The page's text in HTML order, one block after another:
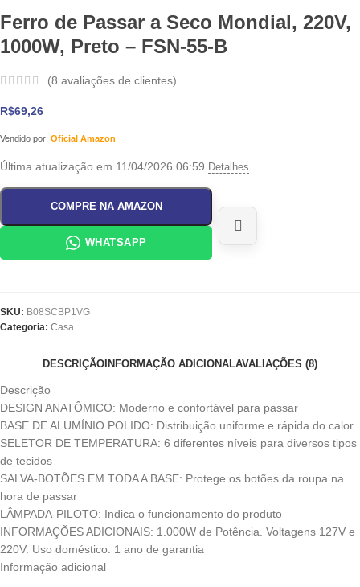
Ferro de Passar a Seco Mondial, 220V,
1000W, Preto – FSN-55-B
(8 avaliações de clientes)
R$69,26
Vendido por: Oficial Amazon
Última atualização em 11/04/2026 06:59 Detalhes
COMPRE NA AMAZON
WHATSAPP
SKU: B08SCBP1VG
Categoria: Casa
DESCRIÇÃOINFORMAÇÃO ADICIONALAVALIAÇÕES (8)
Descrição
DESIGN ANATÔMICO: Moderno e confortável para passar
BASE DE ALUMÍNIO POLIDO: Distribuição uniforme e rápida do calor
SELETOR DE TEMPERATURA: 6 diferentes níveis para diversos tipos
de tecidos
SALVA-BOTÕES EM TODA A BASE: Protege os botões da roupa na
hora de passar
LÂMPADA-PILOTO: Indica o funcionamento do produto
INFORMAÇÕES ADICIONAIS: 1.000W de Potência. Voltagens 127V e
220V. Uso doméstico. 1 ano de garantia
Informação adicional